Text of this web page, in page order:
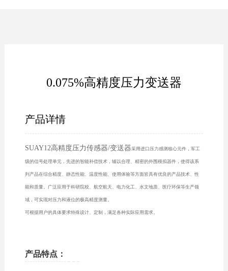
0.075%高精度压力变送器
产品详情
SUAY12高精度压力传感器/变送器采用进口压力感测核心元件，军工
级的信号处理单元，先进的智能补偿技术，辅以合理、精密的外围模拟器件，使得该系
列产品在综合精度、静态性能、温度性能、使用体验等方面皆具有优良的产品技术、性
能和质量。广泛应用于科研院校、航空航天、电力化工、水文地质、医疗环保等生产领
域，可实现对压力和液位的极高精度测量。
可根据用户的具体要求特殊设计、定制，满足各种实际应用需求。
产品特点：